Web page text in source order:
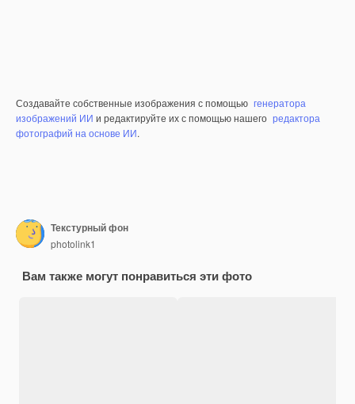
Создавайте собственные изображения с помощью генератора
изображений ИИ и редактируйте их с помощью нашего редактора
фотографий на основе ИИ.
Текстурный фон
photolink1
Вам также могут понравиться эти фото